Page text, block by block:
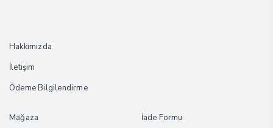
Hakkımızda
İletişim
Ödeme Bilgilendirme
Mağaza İade Formu